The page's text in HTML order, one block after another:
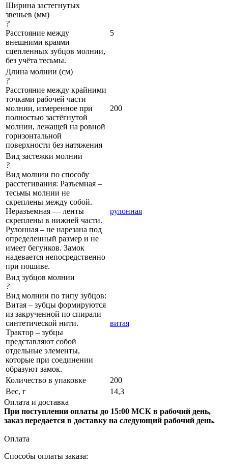
Ширина застегнутых
звеньев (мм)
?
Расстояние между
внешними краями
сцепленных зубцов молнии,
без учёта тесьмы.
5
Длина молнии (см)
?
Расстояние между крайними
точками рабочей части
молнии, измеренное при
полностью застёгнутой
молнии, лежащей на ровной
горизонтальной
поверхности без натяжения
200
Вид застежки молнии
?
Вид молнии по способу
расстегивания: Разъемная –
тесьмы молнии не
скреплены между собой.
Неразъемная — ленты
скреплены в нижней части.
Рулонная – не нарезана под
определенный размер и не
имеет бегунков. Замок
надевается непосредственно
при пошиве.
рулонная
Вид зубцов молнии
?
Вид молнии по типу зубцов:
Витая – зубцы формируются
из закрученной по спирали
синтетической нити.
Трактор – зубцы
представляют собой
отдельные элементы,
которые при соединении
образуют замок.
витая
Количество в упаковке
200
Вес, г
14,3
Оплата и доставка
При поступлении оплаты до 15:00 МСК в рабочий день,
заказ передается в доставку на следующий рабочий день.
Оплата
Способы оплаты заказа: